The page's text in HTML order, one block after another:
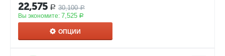
22,575 Р 30,100 Р
Вы экономите: 7,525 Р
ОПЦИИ